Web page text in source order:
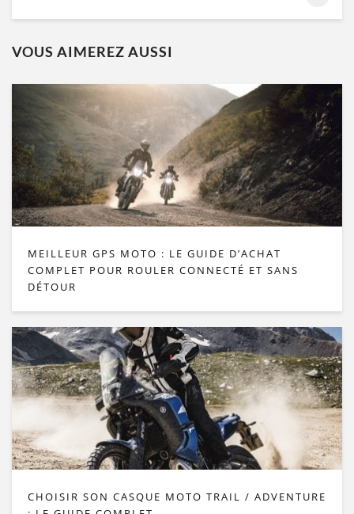
VOUS AIMEREZ AUSSI
MEILLEUR GPS MOTO : LE GUIDE D’ACHAT
COMPLET POUR ROULER CONNECTÉ ET SANS
DÉTOUR
CHOISIR SON CASQUE MOTO TRAIL / ADVENTURE